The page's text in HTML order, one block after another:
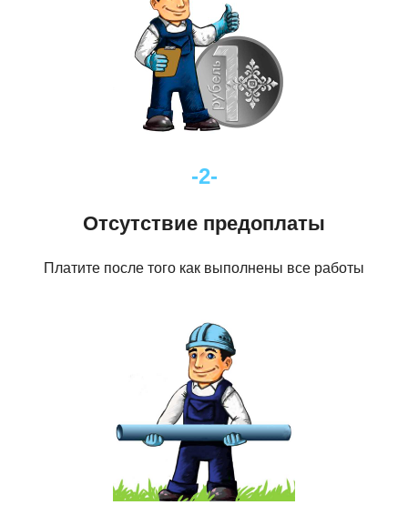
-2-
Отсутствие предоплаты
Платите после того как выполнены все работы